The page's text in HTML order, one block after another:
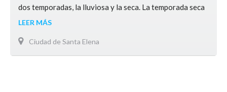
dos temporadas, la lluviosa y la seca. La temporada seca
cae entre los meses de junio a noviembre y la lluviosa de
másClima
LEER MÁS
Ciudad de Santa Elena